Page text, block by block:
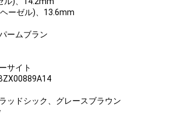
ーゼル)、13.6mm
ームブラン
サイト
ッドシック、グレースブラウン